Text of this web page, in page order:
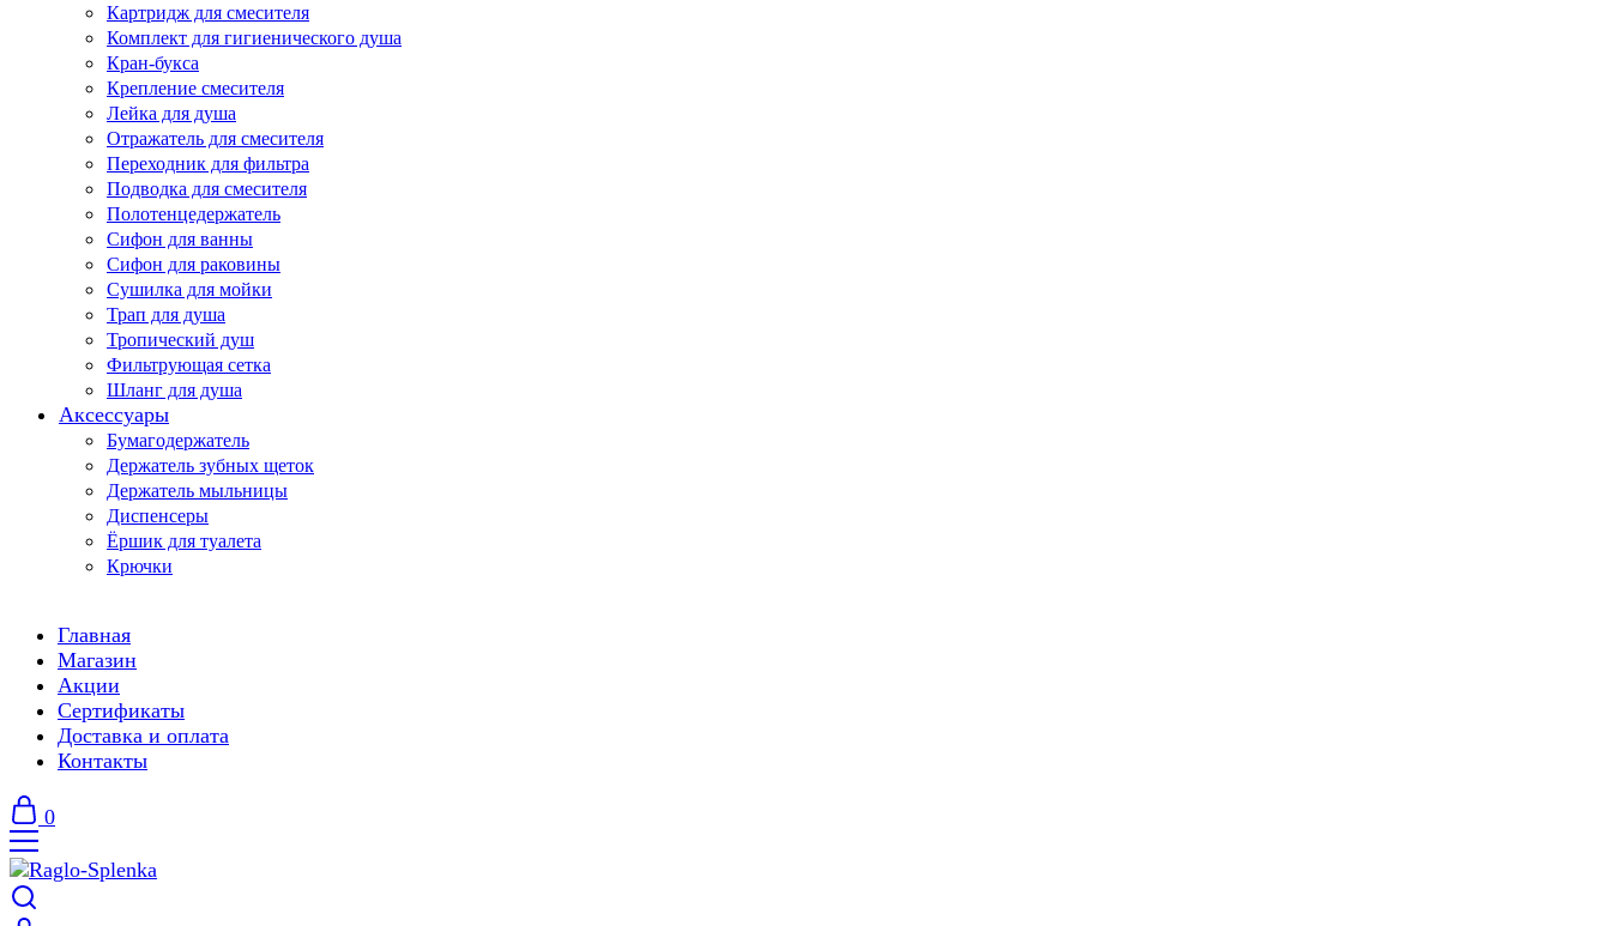
Картридж для смесителя
Комплект для гигиенического душа
Кран-букса
Крепление смесителя
Лейка для душа
Отражатель для смесителя
Переходник для фильтра
Подводка для смесителя
Полотенцедержатель
Сифон для ванны
Сифон для раковины
Сушилка для мойки
Трап для душа
Тропический душ
Фильтрующая сетка
Шланг для душа
Аксессуары
Бумагодержатель
Держатель зубных щеток
Держатель мыльницы
Диспенсеры
Ёршик для туалета
Крючки
Главная
Магазин
Акции
Сертификаты
Доставка и оплата
Контакты
0